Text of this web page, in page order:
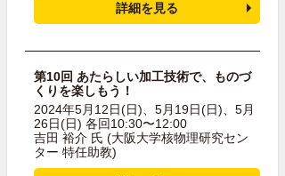
詳細を見る
第10回 あたらしい加工技術で、ものづ
くりを楽しもう！
2024年5月12日(日)、5月19日(日)、5月
26日(日) 各回10:30〜12:00
吉田 裕介 氏 (大阪大学核物理研究セン
ター 特任助教)